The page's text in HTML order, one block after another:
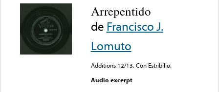
Arrepentido
de Francisco J.
Lomuto
Additions 12/13. Con Estribillo.
Audio excerpt